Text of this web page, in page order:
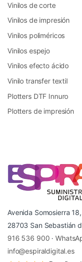
Vinilos de corte
Vinilos de impresión
Vinilos poliméricos
Vinilos espejo
Vinilos efecto ácido
Vinilo transfer textil
Plotters DTF Innuro
Plotters de impresión
Avenida Somosierra
28703 San Sebastián
916 536 900 ·
info@espiraldigital.es